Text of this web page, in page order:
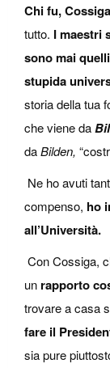
Chi fu,
tutto. I maestri
sono mai
stupida
storia della tua
che viene da
daBilden,
Ne ho avuti
compenso, ho
all’Università.
Con Cossiga,
un rapporto
trovare a casa
fare il
sia pure